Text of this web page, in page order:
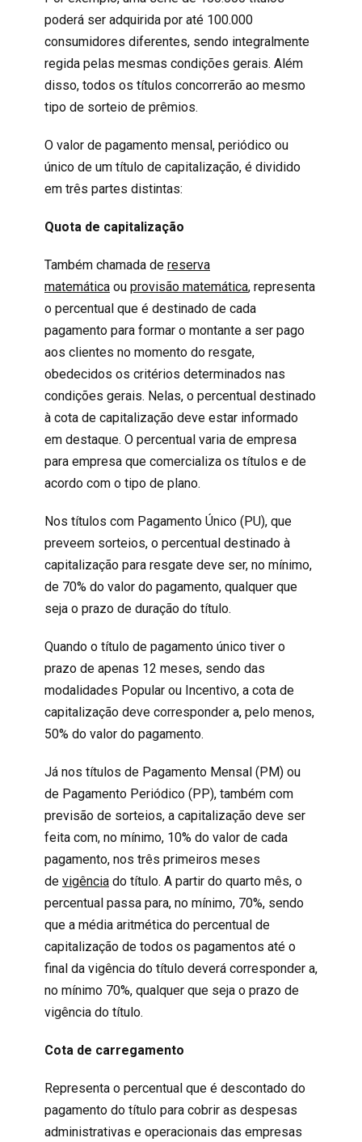
poderá ser adquirida por até 100.000
consumidores diferentes, sendo integralmente
regida pelas mesmas condições gerais. Além
disso, todos os títulos concorrerão ao mesmo
tipo de sorteio de prêmios.
O valor de pagamento mensal, periódico ou
único de um título de capitalização, é dividido
em três partes distintas:
Quota de capitalização
Também chamada de reserva
matemáticaou provisão matemática, representa
o percentual que é destinado de cada
pagamento para formar o montante a ser pago
aos clientes no momento do resgate,
obedecidos os critérios determinados nas
condições gerais. Nelas, o percentual destinado
à cota de capitalização deve estar informado
em destaque. O percentual varia de empresa
para empresa que comercializa os títulos e de
acordo com o tipo de plano.
Nos títulos com Pagamento Único (PU), que
preveem sorteios, o percentual destinado à
capitalização para resgate deve ser, no mínimo,
de 70% do valor do pagamento, qualquer que
seja o prazo de duração do título.
Quando o título de pagamento único tiver o
prazo de apenas 12 meses, sendo das
modalidades Popular ou Incentivo, a cota de
capitalização deve corresponder a, pelo menos,
50% do valor do pagamento.
Já nos títulos de Pagamento Mensal (PM) ou
de Pagamento Periódico (PP), também com
previsão de sorteios, a capitalização deve ser
feita com, no mínimo, 10% do valor de cada
pagamento, nos três primeiros meses
de vigênciado título. A partir do quarto mês, o
percentual passa para, no mínimo, 70%, sendo
que a média aritmética do percentual de
capitalização de todos os pagamentos até o
final da vigência do título deverá corresponder a,
no mínimo 70%, qualquer que seja o prazo de
vigência do título.
Cota de carregamento
Representa o percentual que é descontado do
pagamento do título para cobrir as despesas
administrativas e operacionais das empresas